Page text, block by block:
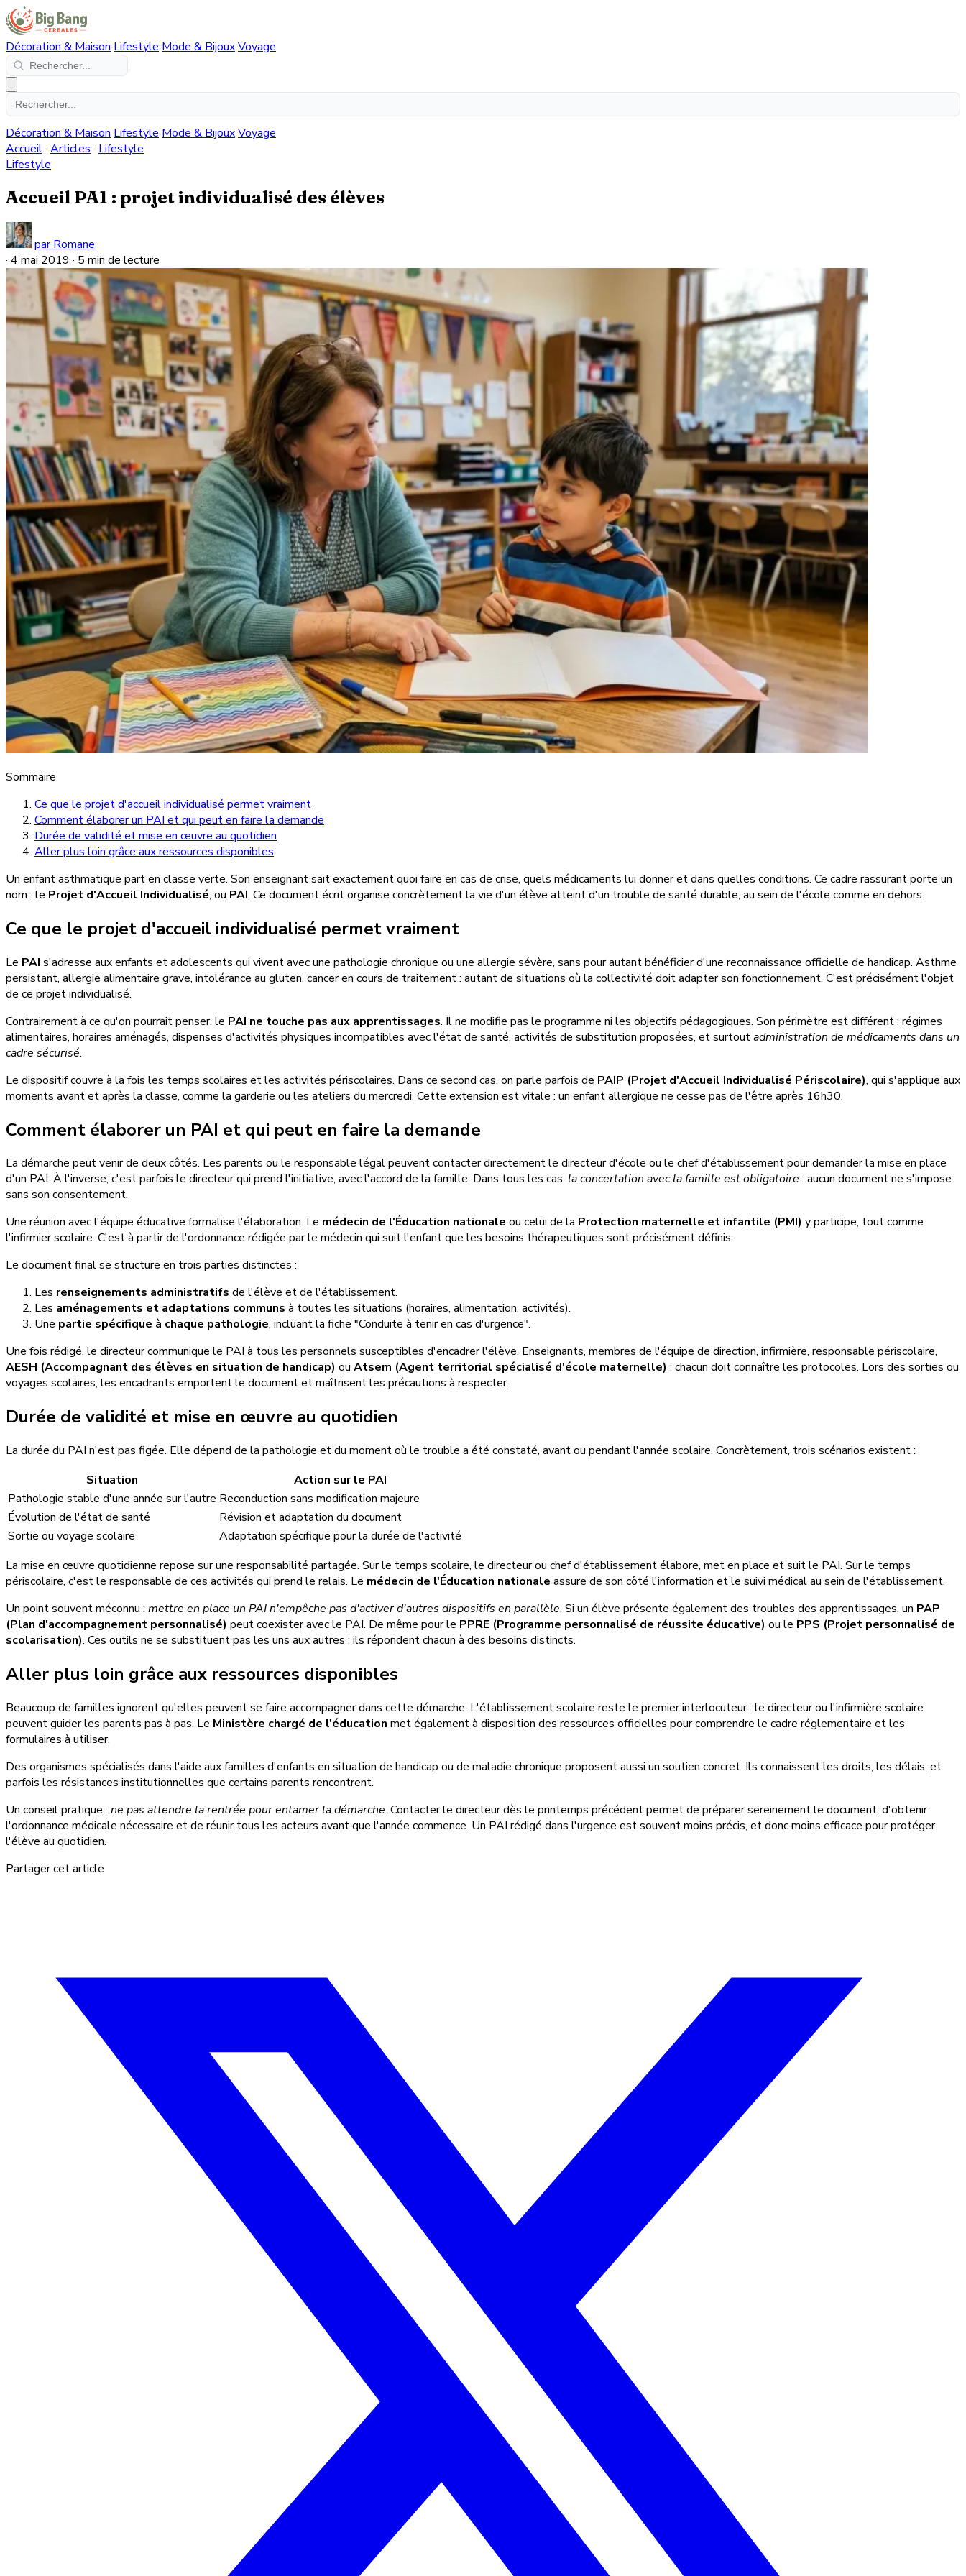
Décoration & Maison Lifestyle Mode & BijouxVoyage
Décoration & Maison Lifestyle Mode & BijouxVoyage
Accueil· Articles · Lifestyle
Lifestyle
Accueil PA1 : projet individualisé des élèves
par Romane
· 4 mai 2019 · 5 min de lecture
Sommaire
Ce que le projet d'accueil individualisé permet vraiment
Comment élaborer un PAI et qui peut en faire la demande
Durée de validité et mise en œuvre au quotidien
Aller plus loin grâce aux ressources disponibles
Un enfant asthmatique part en classe verte. Son enseignant sait exactement quoi faire en cas de crise, quels médicaments lui donner et dans quelles conditions. Ce cadre rassurant porte un
nom : le Projet d'Accueil Individualisé, ou PAI. Ce document écrit organise concrètement la vie d'un élève atteint d'un trouble de santé durable, au sein de l'école comme en dehors.
Ce que le projet d'accueil individualisé permet vraiment
Le PAI s'adresse aux enfants et adolescents qui vivent avec une pathologie chronique ou une allergie sévère, sans pour autant bénéficier d'une reconnaissance officielle de handicap. Asthme
persistant, allergie alimentaire grave, intolérance au gluten, cancer en cours de traitement : autant de situations où la collectivité doit adapter son fonctionnement. C'est précisément l'objet
de ce projet individualisé.
Contrairement à ce qu'on pourrait penser, le PAI ne touche pas aux apprentissages. Il ne modifie pas le programme ni les objectifs pédagogiques. Son périmètre est différent : régimes
alimentaires, horaires aménagés, dispenses d'activités physiques incompatibles avec l'état de santé, activités de substitution proposées, et surtoutadministration de médicaments dans un
cadre sécurisé.
Le dispositif couvre à la fois les temps scolaires et les activités périscolaires. Dans ce second cas, on parle parfois de PAIP (Projet d'Accueil Individualisé Périscolaire), qui s'applique aux
moments avant et après la classe, comme la garderie ou les ateliers du mercredi. Cette extension est vitale : un enfant allergique ne cesse pas de l'être après 16h30.
Comment élaborer un PAI et qui peut en faire la demande
La démarche peut venir de deux côtés. Les parents ou le responsable légal peuvent contacter directement le directeur d'école ou le chef d'établissement pour demander la mise en place
d'un PAI. À l'inverse, c'est parfois le directeur qui prend l'initiative, avec l'accord de la famille. Dans tous les cas, la concertation avec la famille est obligatoire : aucun document ne s'impose
sans son consentement.
Une réunion avec l'équipe éducative formalise l'élaboration. Le médecin de l'Éducation nationale ou celui de la Protection maternelle et infantile (PMI) y participe, tout comme
l'infirmier scolaire. C'est à partir de l'ordonnance rédigée par le médecin qui suit l'enfant que les besoins thérapeutiques sont précisément définis.
Le document final se structure en trois parties distinctes :
Les renseignements administratifs de l'élève et de l'établissement.
Les aménagements et adaptations communs à toutes les situations (horaires, alimentation, activités).
Une partie spécifique à chaque pathologie, incluant la fiche "Conduite à tenir en cas d'urgence".
Une fois rédigé, le directeur communique le PAI à tous les personnels susceptibles d'encadrer l'élève. Enseignants, membres de l'équipe de direction, infirmière, responsable périscolaire,
AESH (Accompagnant des élèves en situation de handicap) ou Atsem (Agent territorial spécialisé d'école maternelle) : chacun doit connaître les protocoles. Lors des sorties ou
voyages scolaires, les encadrants emportent le document et maîtrisent les précautions à respecter.
Durée de validité et mise en œuvre au quotidien
La durée du PAI n'est pas figée. Elle dépend de la pathologie et du moment où le trouble a été constaté, avant ou pendant l'année scolaire. Concrètement, trois scénarios existent :
Situation
Action sur le PAI
Pathologie stable d'une année sur l'autre Reconduction sans modification majeure
Évolution de l'état de santé
Révision et adaptation du document
Sortie ou voyage scolaire
Adaptation spécifique pour la durée de l'activité
La mise en œuvre quotidienne repose sur une responsabilité partagée. Sur le temps scolaire, le directeur ou chef d'établissement élabore, met en place et suit le PAI. Sur le temps
périscolaire, c'est le responsable de ces activités qui prend le relais. Le médecin de l'Éducation nationale assure de son côté l'information et le suivi médical au sein de l'établissement.
Un point souvent méconnu : mettre en place un PAI n'empêche pas d'activer d'autres dispositifs en parallèle. Si un élève présente également des troubles des apprentissages, un PAP
(Plan d'accompagnement personnalisé) peut coexister avec le PAI. De même pour le PPRE (Programme personnalisé de réussite éducative) ou le PPS (Projet personnalisé de
scolarisation). Ces outils ne se substituent pas les uns aux autres : ils répondent chacun à des besoins distincts.
Aller plus loin grâce aux ressources disponibles
Beaucoup de familles ignorent qu'elles peuvent se faire accompagner dans cette démarche. L'établissement scolaire reste le premier interlocuteur : le directeur ou l'infirmière scolaire
peuvent guider les parents pas à pas. Le Ministère chargé de l'éducation met également à disposition des ressources officielles pour comprendre le cadre réglementaire et les
formulaires à utiliser.
Des organismes spécialisés dans l'aide aux familles d'enfants en situation de handicap ou de maladie chronique proposent aussi un soutien concret. Ils connaissent les droits, les délais, et
parfois les résistances institutionnelles que certains parents rencontrent.
Un conseil pratique : ne pas attendre la rentrée pour entamer la démarche. Contacter le directeur dès le printemps précédent permet de préparer sereinement le document, d'obtenir
l'ordonnance médicale nécessaire et de réunir tous les acteurs avant que l'année commence. Un PAI rédigé dans l'urgence est souvent moins précis, et donc moins efficace pour protéger
l'élève au quotidien.
Partager cet article